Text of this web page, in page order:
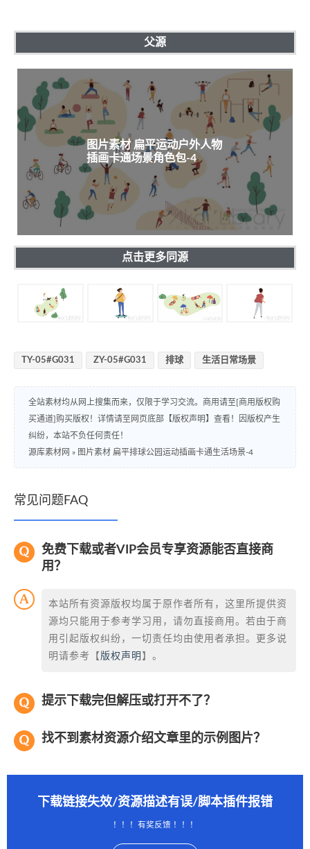
父源
图片素材 扁平运动户外人物
插画卡通场景角色包-4
点击更多同源
TY-05#G031 ZY-05#G031 排球 生活日常场景
全站素材均从网上搜集而来，仅限于学习交流。商用请至[商用版权购
买通道]购买版权！详情请至网页底部【版权声明】查看！因版权产生
纠纷，本站不负任何责任！
源库素材网 » 图片素材 扁平排球公园运动插画卡通生活场景-4
常见问题FAQ
免费下载或者VIP会员专享资源能否直接商
用？
本站所有资源版权均属于原作者所有，这里所提供资
源均只能用于参考学习用，请勿直接商用。若由于商
用引起版权纠纷，一切责任均由使用者承担。更多说
明请参考【 版权声明 】。
提示下载完但解压或打开不了？
找不到素材资源介绍文章里的示例图片？
下载链接失效/资源描述有误/脚本插件报错
！！！有奖反馈 ！！！